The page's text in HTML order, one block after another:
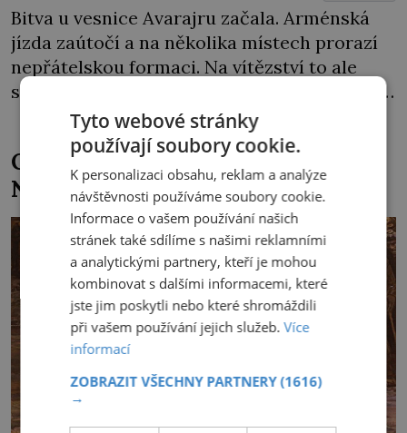
Bitva u vesnice Avarajru začala. Arménská
jízda zaútočí a na několika místech prorazí
nepřátelskou formaci. Na vítězství to ale
stačit nebude. Peršanů je prostě moc, a navíc
proti vzbouřeným Arménům nasadí tolik
obávané válečné slony! Arménie jako první
země na světě přijala křesťanství za státní
náboženství. Stalo se tak roku 301 během
vlády arménského krále […]
Osvětimský vězeň Kolbe děsil
Němce svým klidem
Tyto webové stránky
používají soubory cookie.
K personalizaci obsahu, reklam a analýze
návštěvnosti používáme soubory cookie.
Informace o vašem používání našich
stránek také sdílíme s našimi reklamními
a analytickými partnery, kteří je mohou
kombinovat s dalšími informacemi, které
jste jim poskytli nebo které shromáždili
při vašem používání jejich služeb.Více
informací
ZOBRAZIT VŠECHNY PARTNERY(1616)
→